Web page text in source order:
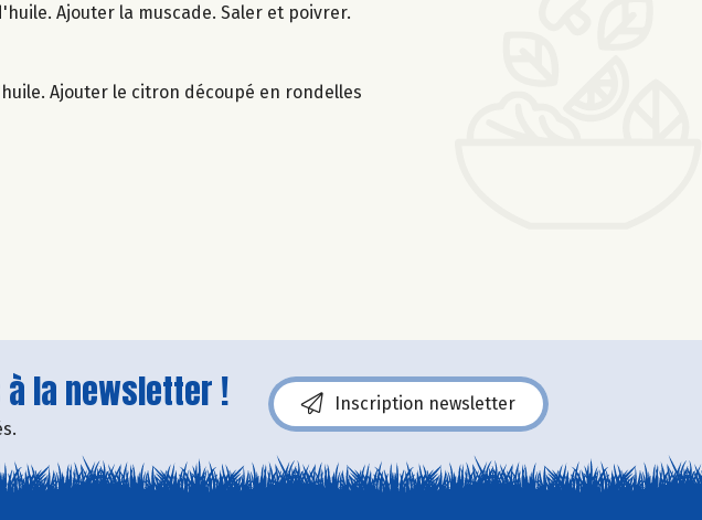
Ajouter la muscade. Saler et poivrer.
Ajouter le citron découpé en rondelles
la newsletter ! Inscription newsletter